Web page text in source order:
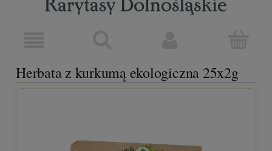
Herbata z kurkumą ekologiczna 25x2g